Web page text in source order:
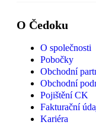
O Čedoku
O společnosti
Pobočky
Obchodní
Obchodní
Pojištění CK
Fakturační
Kariéra